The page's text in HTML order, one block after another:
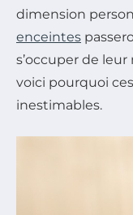
dimension
enceintes
s’occuper de
voici pourquoi
inestimables.